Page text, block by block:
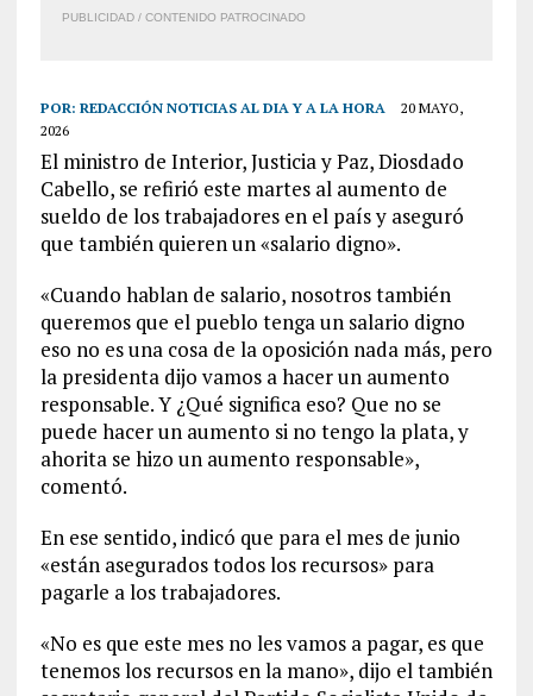
PUBLICIDAD / CONTENIDO PATROCINADO
POR: REDACCIÓN NOTICIAS AL DIA Y A LA HORA
20 MAYO,
2026
El ministro de Interior, Justicia y Paz, Diosdado
Cabello, se refirió este martes al aumento de
sueldo de los trabajadores en el país y aseguró
que también quieren un «salario digno».
«Cuando hablan de salario, nosotros también
queremos que el pueblo tenga un salario digno
eso no es una cosa de la oposición nada más, pero
la presidenta dijo vamos a hacer un aumento
responsable. Y ¿Qué significa eso? Que no se
puede hacer un aumento si no tengo la plata, y
ahorita se hizo un aumento responsable»,
comentó.
En ese sentido, indicó que para el mes de junio
«están asegurados todos los recursos» para
pagarle a los trabajadores.
«No es que este mes no les vamos a pagar, es que
tenemos los recursos en la mano», dijo el también